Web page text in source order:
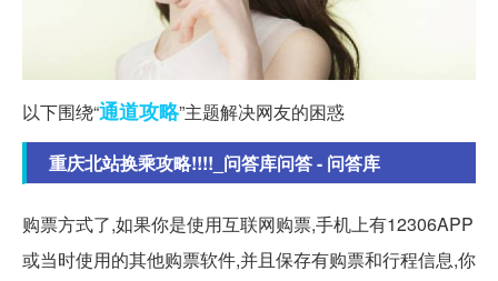
以下围绕“通道攻略”主题解决网友的困惑
重庆北站换乘攻略!!!!_问答库问答 - 问答库
购票方式了,如果你是使用互联网购票,手机上有12306APP
或当时使用的其他购票软件,并且保存有购票和行程信息,你